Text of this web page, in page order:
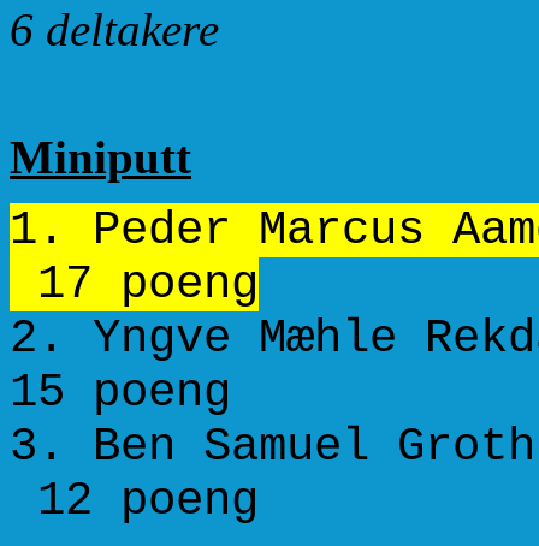
6 deltakere
Miniputt
1. Peder
17 poeng
2. Yngve Mæhle
15 poeng
3. Ben Samuel
12 poeng